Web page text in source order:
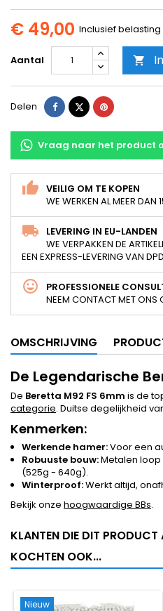
€ 49,00 Inclusief belasting
Aantal 
Delen DelenTweetPinterest
Vraag naar het product
VEILIG OM TE KOPEN
WE WERKEN AL MEER DAN
LEVERING IN EU-LANDEN
WE VERPAKKEN DE
EEN EXPRESS-LEVERING VAN
PROFESSIONELE
NEEM CONTACT MET ONS
OMSCHRIJVING
De Legendarische
De Beretta M92 FS 6mm is de
categorie. Duitse degelijkheid
Kenmerken:
Werkende hamer:Voor een
Robuuste bouw:Metalen
(525g - 640g).
Winterproof:Werkt altijd,
Bekijk onze hoogwaardige BBs.
KLANTEN DIE DIT PRODUCT
KOCHTEN OOK...
Nieuw